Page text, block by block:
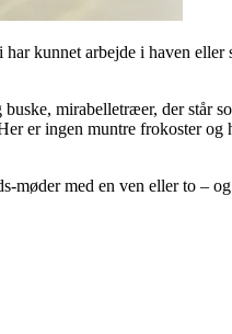
kunnet arbejde i haven
mirabelletræer, der står
er ingen muntre frokoster
møder med en ven eller to